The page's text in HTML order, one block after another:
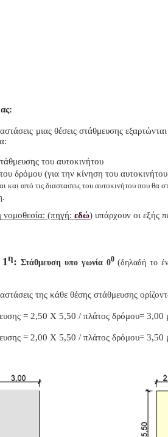
μιας θέσεις στάθμευσης
του αυτοκινήτου
δρόμου (για την κίνηση του
και από τις διαστασεις του αυτοκινήτου που θα
(πηγή: εδώ) υπάρχουν οι εξής
η: Στάθμευση υπο γωνία 00 (δηλαδή το
της κάθε θέσης στάθμευσης
= 2,50 Χ 5,50 / πλάτος δρόμου= 3,00
= 2,00 Χ 5,50 / πλάτος δρόμου= 3,50